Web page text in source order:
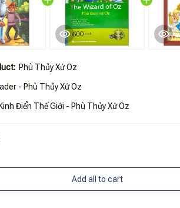
Phù Thủy Xứ Oz
- Phù Thủy Xứ Oz
Điển Thế Giới - Phù Thủy Xứ Oz
Add all to cart